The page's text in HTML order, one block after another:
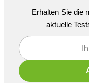
Erhalten Sie die
aktuelle